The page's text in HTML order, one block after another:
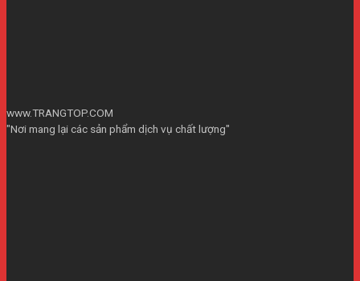
www.TRANGTOP.COM
"Nơi mang lại các sản phẩm dịch vụ chất lượng"